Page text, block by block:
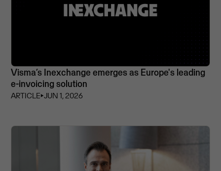
Visma’s Inexchange emerges as Europe's leading
e-invoicing solution
ARTICLE⏵JUN 1, 2026